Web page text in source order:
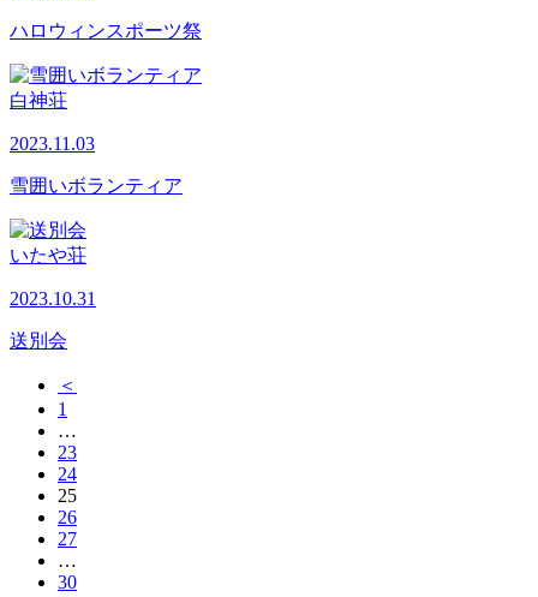
ハロウィンスポーツ祭
白神荘
2023.11.03
雪囲いボランティア
いたや荘
2023.10.31
送別会
＜
1
…
23
24
25
26
27
…
30